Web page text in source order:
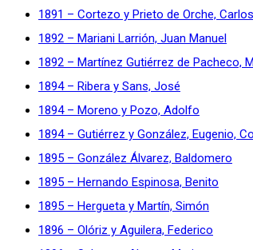
1891 – Cortezo y Prieto de Orche,
1892 – Mariani Larrión, Juan Manuel
1892 – Martínez Gutiérrez de Pacheco,
1894 – Ribera y Sans, José
1894 – Moreno y Pozo, Adolfo
1894 – Gutiérrez y González, Eugenio,
1895 – González Álvarez, Baldomero
1895 – Hernando Espinosa, Benito
1895 – Hergueta y Martín, Simón
1896 – Olóriz y Aguilera, Federico